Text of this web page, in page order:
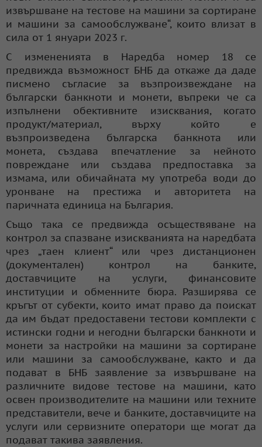
извършване на тестове на машини за сортиране
и машини за самообслужване“, които влизат в
сила от 1 януари 2023 г.
С измененията в Наредба номер 18 се
предвижда възможност БНБ да откаже да даде
писмено съгласие за възпроизвеждане на
български банкноти и монети, въпреки че са
изпълнени обективните изисквания, когато
продукт/материал, върху който е
възпроизведена българска банкнота или
монета, създава впечатление за нейното
повреждане или създава предпоставка за
измама, или обичайната му употреба води до
уронване на престижа и авторитета на
паричната единица на България.
Също така се предвижда осъществяване на
контрол за спазване изискванията на наредбата
чрез „таен клиент“ или чрез дистанционен
(документален) контрол на банките,
доставчиците на услуги, финансовите
институции и обменните бюра. Разширява се
кръгът от субекти, които имат право да поискат
да им бъдат предоставени тестови комплекти с
истински годни и негодни български банкноти и
монети за настройки на машини за сортиране
или машини за самообслужване, както и да
подават в БНБ заявление за извършване на
различните видове тестове на машини, като
освен производителите на машини или техните
представители, вече и банките, доставчиците на
услуги или сервизните оператори ще могат да
подават такива заявления.